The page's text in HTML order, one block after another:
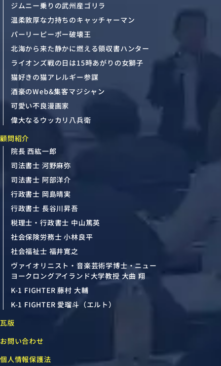
ジムニー乗りの武州産ゴリラ
温柔敦厚な力持ちのキャッチャーマン
パーリーピーポー破壊王
北海から来た静かに燃える領収書ハンター
ライオンズ戦の日は15時あがりの女獅子
猫好きの猫アレルギー参謀
酒豪のWeb&集客マジシャン
可愛い不良漫画家
偉大なるウッカリ八兵衛
顧問紹介
院長 西紘一郎
司法書士 河野麻弥
司法書士 阿部洋介
行政書士 岡島晴実
行政書士 長谷川昇吾
税理士・行政書士 中山篤英
社会保険労務士 小林良平
社会福祉士 福井寛之
ヴァイオリニスト・音楽芸術学博士・ニュー
ヨークロングアイランド大学教授 大曲 翔
K-1 FIGHTER 藤村 大輔
K-1 FIGHTER 愛瑠斗（エルト）
瓦版
お問い合わせ
個人情報保護法